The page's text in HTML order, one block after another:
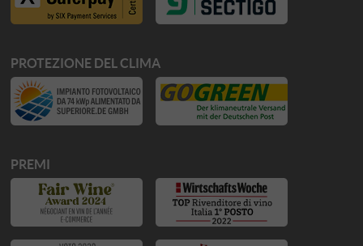
PROTEZIONE DEL CLIMA
PREMI